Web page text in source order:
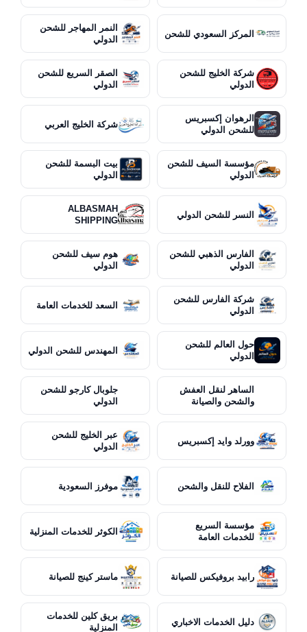
المركز السعودي للشحن
النمر المهاجر للشحن
الدولي
شركة الخليج للشحن
الدولي
الصقر السريع للشحن
الدولي
الرهوان إكسبريس
للشحن الدولي
شركة الخليج العربي
مؤسسة السيف للشحن
الدولي
بيت البسمة للشحن
الدولي
النسر للشحن الدولي
ALBASMAH
SHIPPING
الفارس الذهبي للشحن
الدولي
هوم سيف للشحن
الدولي
شركة الفارس للشحن
الدولي
السعد للخدمات العامة
حول العالم للشحن
الدولي
المهندس للشحن الدولي
الساهر لنقل العفش
والشحن والصيانة
جلوبال كارجو للشحن
الدولي
وورلد وايد إكسبريس
عبر الخليج للشحن
الدولي
الفلاح للنقل والشحن موفرز السعودية
مؤسسة السريع
للخدمات العامة
الكوثر للخدمات المنزلية
رابيد بروفيكس للصيانة ماستر كينج للصيانة
دليل الخدمات الاخباري
بريق كلين للخدمات
المنزلية